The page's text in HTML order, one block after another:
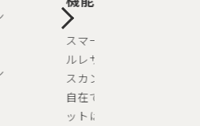
スマートキーをお洒落に
ルレザーのカバー。着脱
スカン式で、フックの取
自在です。小銭が10枚程
ットは、硬貨を入れても